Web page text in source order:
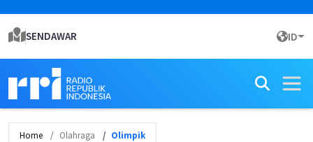
SENDAWAR ID
Home Olahraga Olimpik